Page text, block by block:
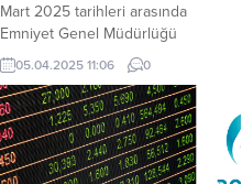
Mart 2025 tarihleri arasında
Emniyet Genel Müdürlüğü
tarafından 71 İlde, Jandarma Genel
Komutanlığı tarafından 15 ilde
Uyuşturucu madde satıcılarına
yönelik düzenlenen operasyonu
sosyal medya hesabından duyurdu.
Yapılan operasyonda ele
05.04.2025 11:06 0